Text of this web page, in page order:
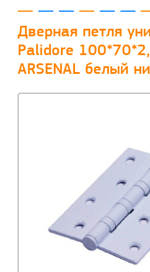
Дверная петля
Palidore
ARSENAL белый